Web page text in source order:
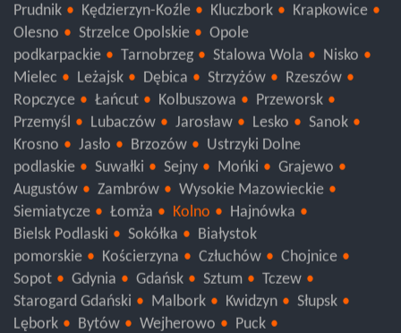
opolskie
Brzeg Głubczyce Namysłów
Nysa
Prudnik
Kędzierzyn-Koźle Kluczbork
Olesno
Strzelce Opolskie
Opole
podkarpackie
Tarnobrzeg Stalowa Wola
Nisko
Mielec
Leżajsk Dębica Strzyżów
Rzeszów
Ropczyce
Łańcut Kolbuszowa
Przeworsk
Przemyśl
Lubaczów Jarosław Lesko
Krosno
Jasło Brzozów
Ustrzyki Dolne
podlaskie
Suwałki Sejny Mońki
Grajewo
Augustów
Zambrów
Wysokie Mazowieckie
Siemiatycze
Łomża Kolno
Hajnówka
Bielsk Podlaski
Sokółka
Białystok
pomorskie
Kościerzyna Człuchów
Chojnice
Sopot
Gdynia Gdańsk Sztum
Tczew
Starogard Gdański
Malbork Kwidzyn